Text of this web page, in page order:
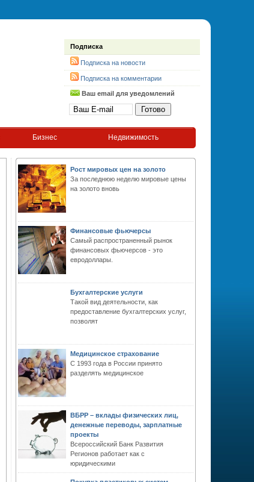
Подписка
Подписка на новости
Подписка на комментарии
Ваш email для уведомлений
Бизнес Недвижимость
Рост мировых цен на золото
За последнюю неделю мировые цены
на золото вновь
Финансовые фьючерсы
Самый распространенный рынок
финансовых фьючерсов - это
евродоллары.
Бухгалтерские услуги
Такой вид деятельности, как
предоставление бухгалтерских услуг,
позволят
Медицинское страхование
С 1993 года в России принято
разделять медицинское
ВБРР – вклады физических лиц,
денежные переводы, зарплатные
проекты
Всероссийский Банк Развития
Регионов работает как с
юридическими